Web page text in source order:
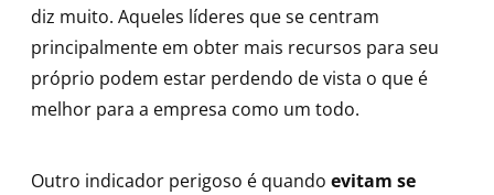
diz muito. Aqueles líderes que se centram
principalmente em obter mais recursos para seu
próprio podem estar perdendo de vista o que é
melhor para a empresa como um todo.
Outro indicador perigoso é quando evitam se